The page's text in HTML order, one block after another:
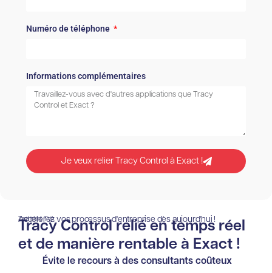
Numéro de téléphone
Informations complémentaires
Je veux relier Tracy Control à Exact !
Accélérez vos processus d'entreprise dès aujourd'hui !
Tarif hors TVA
Tracy Control relié en temps réel
et de manière rentable à Exact !
Évite le recours à des consultants coûteux